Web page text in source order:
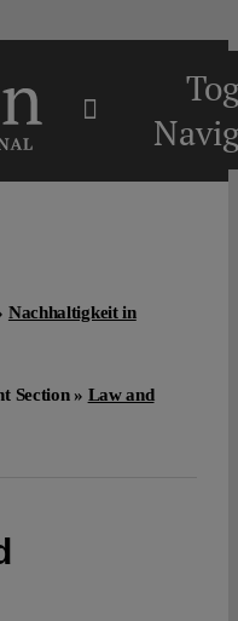
Nachhaltigkeit in
Section » Law and